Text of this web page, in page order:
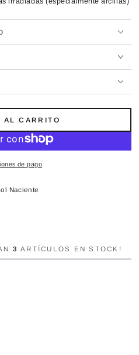
AL CARRITO
de pago
Naciente
3 ARTÍCULOS EN STOCK!